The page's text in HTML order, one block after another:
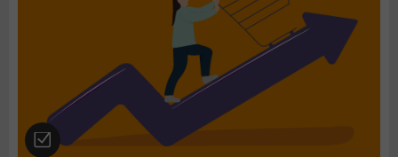
Quiz